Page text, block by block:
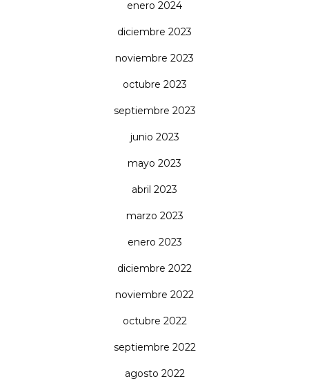
enero 2024
diciembre 2023
noviembre 2023
octubre 2023
septiembre 2023
junio 2023
mayo 2023
abril 2023
marzo 2023
enero 2023
diciembre 2022
noviembre 2022
octubre 2022
septiembre 2022
agosto 2022